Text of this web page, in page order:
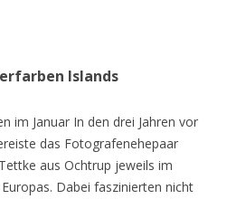
Islands
im Januar In den drei Jahren vor
das Fotografenehepaar
aus Ochtrup jeweils im
Dabei faszinierten nicht